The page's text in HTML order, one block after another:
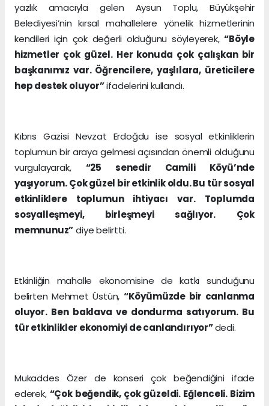
yazlık amacıyla gelen Aysun Toplu, Büyükşehir
Belediyesi’nin kırsal mahallelere yönelik hizmetlerinin
kendileri için çok değerli olduğunu söyleyerek,“Böyle
hizmetler çok güzel. Her konuda çok çalışkan bir
başkanımız var. Öğrencilere, yaşlılara, üreticilere
hep destek oluyor”ifadelerini kullandı.
Kıbrıs Gazisi Nevzat Erdoğdu ise sosyal etkinliklerin
toplumun bir araya gelmesi açısından önemli olduğunu
vurgulayarak, “25 senedir Camili Köyü’nde
yaşıyorum. Çok güzel bir etkinlik oldu. Bu tür sosyal
etkinliklere toplumun ihtiyacı var. Toplumda
sosyalleşmeyi, birleşmeyi sağlıyor. Çok
memnunuz”diye belirtti.
Etkinliğin mahalle ekonomisine de katkı sunduğunu
belirten Mehmet Üstün, “Köyümüzde bir canlanma
oluyor. Ben baklava ve dondurma satıyorum. Bu
tür etkinlikler ekonomiyi de canlandırıyor”dedi.
Mukaddes Özer de konseri çok beğendiğini ifade
ederek, “Çok beğendik, çok güzeldi. Eğlenceli. Bizim